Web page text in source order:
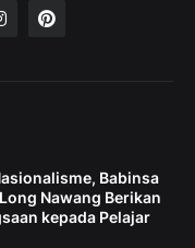
Babinsa
Nawang Berikan
kepada Pelajar